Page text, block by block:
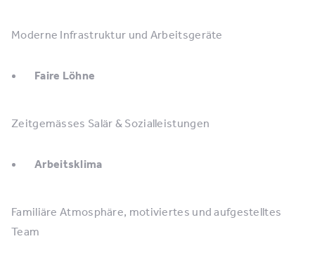
Moderne Infrastruktur und Arbeitsgeräte
Faire Löhne
Zeitgemässes Salär & Sozialleistungen
Arbeitsklima
Familiäre Atmosphäre, motiviertes und aufgestelltes
Team